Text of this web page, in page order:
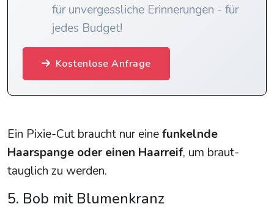
für unvergessliche Erinnerungen - für
jedes Budget!
Kostenlose Anfrage
Ein Pixie-Cut braucht nur einefunkelnde
Haarspange oder einen Haarreif, um braut-
tauglich zu werden.
5. Bob mit Blumenkranz